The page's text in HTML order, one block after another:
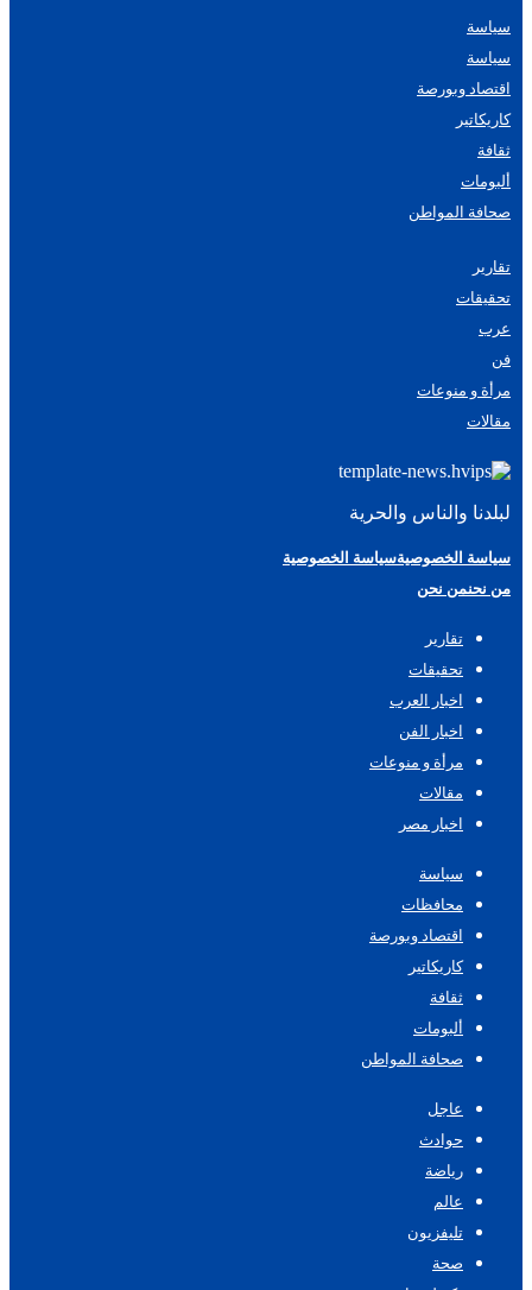
سياسة
سياسة
اقتصاد وبورصة
كاريكاتير
ثقافة
ألبومات
صحافة المواطن
تقارير
تحقيقات
عرب
فن
مرأة و منوعات
مقالات
لبلدنا والناس والحرية
سياسة الخصوصيةسياسة الخصوصية
من نحنمن نحن
تقارير
تحقيقات
اخبار العرب
اخبار الفن
مرأة و منوعات
مقالات
اخبار مصر
سياسة
محافظات
اقتصاد وبورصة
كاريكاتير
ثقافة
ألبومات
صحافة المواطن
عاجل
حوادث
رياضة
عالم
تليفزيون
صحة